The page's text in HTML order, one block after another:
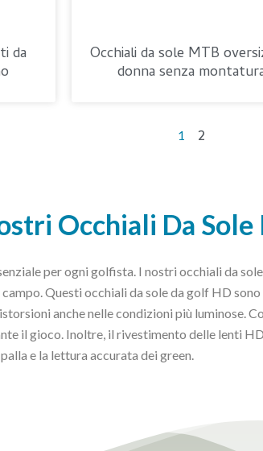
da Occhiali da sole MTB
donna senza
1 2
Occhiali Da
per ogni golfista. I nostri occhiali da
Questi occhiali da sole da golf HD
anche nelle condizioni più luminose.
il gioco. Inoltre, il rivestimento delle lenti
e la lettura accurata dei green.